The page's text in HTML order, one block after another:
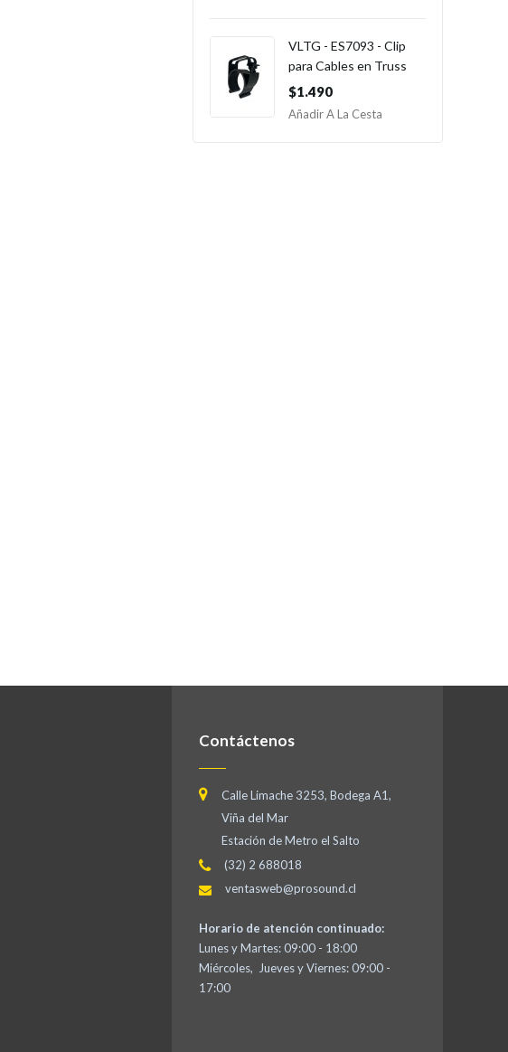
VLTG - ES7093 - Clip
para Cables en Truss
$1.490
Añadir A La Cesta
Contáctenos
Calle Limache 3253, Bodega A1,
Viña del Mar
Estación de Metro el Salto
(32) 2 688018
ventasweb@prosound.cl
Horario de atención continuado:
Lunes y Martes: 09:00 - 18:00
Miércoles, Jueves y Viernes: 09:00 -
17:00